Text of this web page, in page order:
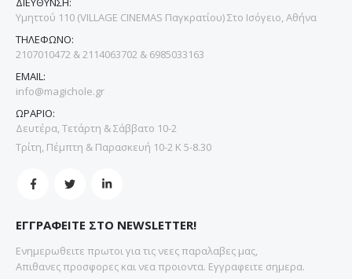
Υμηττού 110 (VILLAGE CINEMAS Παγκρατίου) Στο Ισόγειο, Αθήνα
ΤΗΛΕΦΩΝΟ:
2107010472 & 2114063702 & 6985033163
EMAIL:
info@magichole.gr
ΩΡΑΡΙΟ:
Δευτέρα, Τετάρτη & Σάββατο 10-2
Τρίτη, Πέμπτη & Παρασκευή 10-2 Κ 5-8.30
ΕΓΓΡΑΦΕΙΤΕ ΣΤΟ NEWSLETTER!
Ενημερωθειτε πρωτοι για τις νεες παραλαβες μας,
Απιθανες προσφορες και νεα προιοντα. Εγγραφειτε σημερα.